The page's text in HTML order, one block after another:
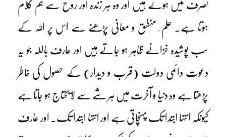
تصرف میں ہوتے ہیں اور وہ ہر زندہ اور روح سے ہم کلام
ہوتا ہے۔ علم ِ منطق و معانی پڑھنے سے اس پر اللہ کے
سب پوشیدہ خزانے ظاہر ہو جاتے ہیں اور عارف باللہ جو یہ
دعوت دائمی دولت (قرب و دیدار) کے حصول کی خاطر
پڑھتا ہے وہ دنیا و آخرت میں ہر شے سے لایحتاج ہو جاتا ہے
کیونکہ انتہا ابتدا تک پہنچاتی ہے اور انتہا ابتدا تک۔ اور عارف